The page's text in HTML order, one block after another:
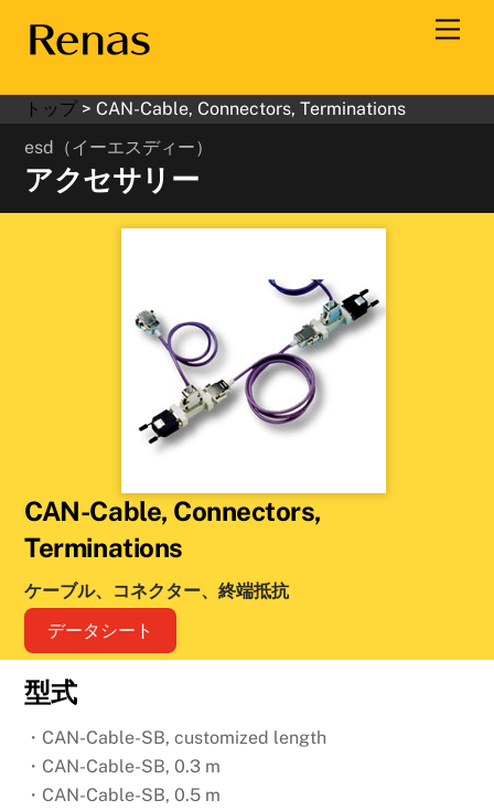
トップ > CAN-Cable, Connectors, Terminations
esd（イーエスディー）
アクセサリー
CAN-Cable, Connectors,
Terminations
ケーブル、コネクター、終端抵抗
データシート
型式
・CAN-Cable-SB, customized length
・CAN-Cable-SB, 0.3 m
・CAN-Cable-SB, 0.5 m